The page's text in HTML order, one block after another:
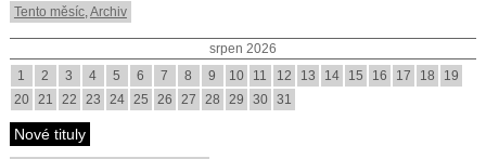
Tento měsíc,Archiv
srpen 2026
1
2 3 4 5 6 7 8 9 10 11 12 13 14 15 16 17 18
19
20 21 22 23 24 25 26 27 28 29 30 31
Nové tituly